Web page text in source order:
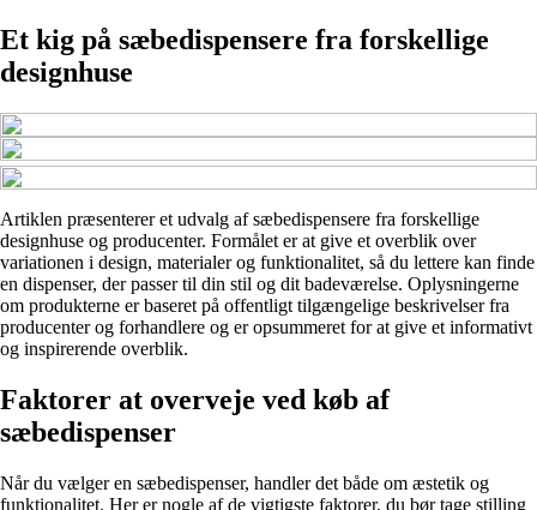
Et kig på sæbedispensere fra forskellige
designhuse
Artiklen præsenterer et udvalg af sæbedispensere fra forskellige
designhuse og producenter. Formålet er at give et overblik over
variationen i design, materialer og funktionalitet, så du lettere kan finde
en dispenser, der passer til din stil og dit badeværelse. Oplysningerne
om produkterne er baseret på offentligt tilgængelige beskrivelser fra
producenter og forhandlere og er opsummeret for at give et informativt
og inspirerende overblik.
Faktorer at overveje ved køb af
sæbedispenser
Når du vælger en sæbedispenser, handler det både om æstetik og
funktionalitet. Her er nogle af de vigtigste faktorer, du bør tage stilling